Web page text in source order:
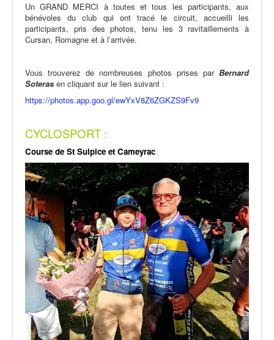
Un GRAND MERCI à toutes et tous les participants, aux
bénévoles du club qui ont tracé le circuit, accueilli les
participants, pris des photos, tenu les 3 ravitaillements à
Cursan, Romagne et à l’arrivée.
Vous trouverez de nombreuses photos prises par Bernard
Soteras en cliquant sur le lien suivant :
https://photos.app.goo.gl/ewYxV8Z6ZGKZS9Fv9
CYCLOSPORT :
Course de St Sulpice et Cameyrac